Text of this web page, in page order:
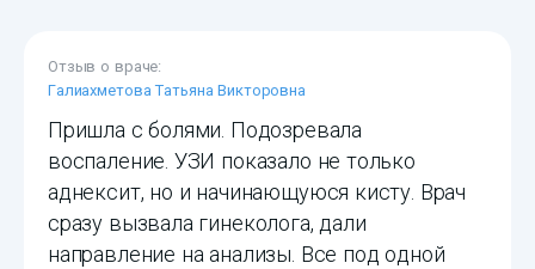
Отзыв о враче:
Галиахметова Татьяна Викторовна
Пришла с болями. Подозревала
воспаление. УЗИ показало не только
аднексит, но и начинающуюся кисту. Врач
сразу вызвала гинеколога, дали
направление на анализы. Все под одной